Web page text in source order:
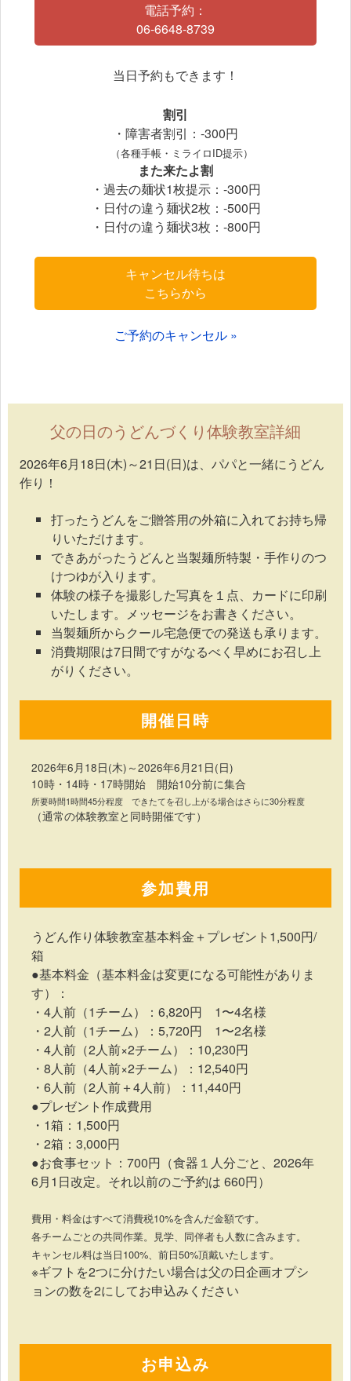
電話予約：
06-6648-8739
当日予約もできます！
割引
・障害者割引：-300円
（各種手帳・ミライロID提示）
また来たよ割
・過去の麺状1枚提示：-300円
・日付の違う麺状2枚：-500円
・日付の違う麺状3枚：-800円
キャンセル待ちは
こちらから
ご予約のキャンセル »
父の日のうどんづくり体験教室詳細
2026年6月18日(木)～21日(日)は、パパと一緒にうどん
作り！
打ったうどんをご贈答用の外箱に入れてお持ち帰
りいただけます。
できあがったうどんと当製麺所特製・手作りのつ
けつゆが入ります。
体験の様子を撮影した写真を１点、カードに印刷
いたします。メッセージをお書きください。
当製麺所からクール宅急便での発送も承ります。
消費期限は7日間ですがなるべく早めにお召し上
がりください。
開催日時
2026年6月18日(木)～2026年6月21日(日)
10時・14時・17時開始 開始10分前に集合
所要時間1時間45分程度 できたてを召し上がる場合はさらに30分程度
（通常の体験教室と同時開催です）
参加費用
うどん作り体験教室基本料金＋プレゼント1,500円/
箱
●基本料金（基本料金は変更になる可能性がありま
す）：
・4人前（1チーム）：6,820円 1〜4名様
・2人前（1チーム）：5,720円 1〜2名様
・4人前（2人前×2チーム）：10,230円
・8人前（4人前×2チーム）：12,540円
・6人前（2人前＋4人前）：11,440円
●プレゼント作成費用
・1箱：1,500円
・2箱：3,000円
●お食事セット：700円（食器１人分ごと、2026年
6月1日改定。それ以前のご予約は 660円）
費用・料金はすべて消費税10%を含んだ金額です。
各チームごとの共同作業。見学、同伴者も人数に含みます。
キャンセル料は当日100%、前日50%頂戴いたします。
※ギフトを2つに分けたい場合は父の日企画オプシ
ョンの数を2にしてお申込みください
お申込み